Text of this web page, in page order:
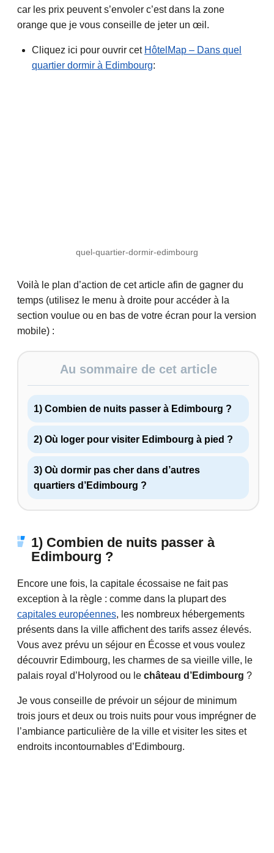
car les prix peuvent s’envoler c’est dans la zone
orange que je vous conseille de jeter un œil.
Cliquez ici pour ouvrir cet HôtelMap – Dans quel
quartier dormir à Edimbourg:
quel-quartier-dormir-edimbourg
Voilà le plan d’action de cet article afin de gagner du
temps (utilisez le menu à droite pour accéder à la
section voulue ou en bas de votre écran pour la version
mobile) :
Au sommaire de cet article
1) Combien de nuits passer à Edimbourg ?
2) Où loger pour visiter Edimbourg à pied ?
3) Où dormir pas cher dans d’autres
quartiers d’Edimbourg ?
1) Combien de nuits passer à
Edimbourg ?
Encore une fois, la capitale écossaise ne fait pas
exception à la règle : comme dans la plupart des
capitales européennes, les nombreux hébergements
présents dans la ville affichent des tarifs assez élevés.
Vous avez prévu un séjour en Écosse et vous voulez
découvrir Edimbourg, les charmes de sa vieille ville, le
palais royal d’Holyrood ou le château d’Edimbourg ?
Je vous conseille de prévoir un séjour de minimum
trois jours et deux ou trois nuits pour vous imprégner de
l’ambiance particulière de la ville et visiter les sites et
endroits incontournables d’Edimbourg.